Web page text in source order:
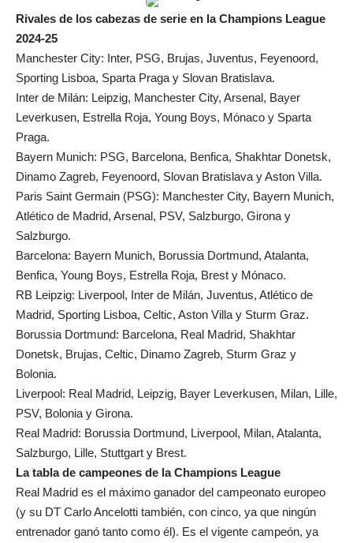
Rivales de los cabezas de serie en la Champions League
2024-25
Manchester City: Inter, PSG, Brujas, Juventus, Feyenoord,
Sporting Lisboa, Sparta Praga y Slovan Bratislava.
Inter de Milán: Leipzig, Manchester City, Arsenal, Bayer
Leverkusen, Estrella Roja, Young Boys, Mónaco y Sparta
Praga.
Bayern Munich: PSG, Barcelona, Benfica, Shakhtar Donetsk,
Dinamo Zagreb, Feyenoord, Slovan Bratislava y Aston Villa.
Paris Saint Germain (PSG): Manchester City, Bayern Munich,
Atlético de Madrid, Arsenal, PSV, Salzburgo, Girona y
Salzburgo.
Barcelona: Bayern Munich, Borussia Dortmund, Atalanta,
Benfica, Young Boys, Estrella Roja, Brest y Mónaco.
RB Leipzig: Liverpool, Inter de Milán, Juventus, Atlético de
Madrid, Sporting Lisboa, Celtic, Aston Villa y Sturm Graz.
Borussia Dortmund: Barcelona, Real Madrid, Shakhtar
Donetsk, Brujas, Celtic, Dinamo Zagreb, Sturm Graz y
Bolonia.
Liverpool: Real Madrid, Leipzig, Bayer Leverkusen, Milan, Lille,
PSV, Bolonia y Girona.
Real Madrid: Borussia Dortmund, Liverpool, Milan, Atalanta,
Salzburgo, Lille, Stuttgart y Brest.
La tabla de campeones de la Champions League
Real Madrid es el máximo ganador del campeonato europeo
(y su DT Carlo Ancelotti también, con cinco, ya que ningún
entrenador ganó tanto como él). Es el vigente campeón, ya